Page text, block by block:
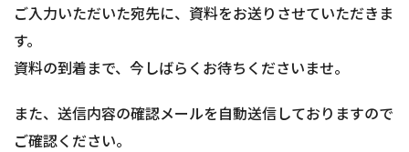
ご入力いただいた宛先に、資料をお送りさせていただきま
す。
資料の到着まで、今しばらくお待ちくださいませ。
また、送信内容の確認メールを自動送信しておりますので
ご確認ください。